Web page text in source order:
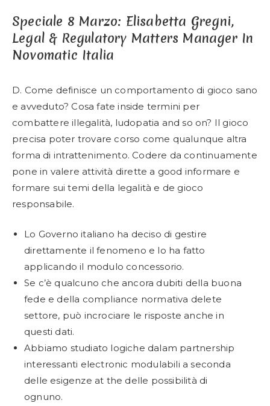
Speciale 8 Marzo: Elisabetta Gregni,
Legal & Regulatory Matters Manager In
Novomatic Italia
D. Come definisce un comportamento di gioco sano
e avveduto? Cosa fate inside termini per
combattere illegalità, ludopatia and so on? Il gioco
precisa poter trovare corso come qualunque altra
forma di intrattenimento. Codere da continuamente
pone in valere attività dirette a good informare e
formare sui temi della legalità e de gioco
responsabile.
Lo Governo italiano ha deciso di gestire
direttamente il fenomeno e lo ha fatto
applicando il modulo concessorio.
Se c’è qualcuno che ancora dubiti della buona
fede e della compliance normativa delete
settore, può incrociare le risposte anche in
questi dati.
Abbiamo studiato logiche dalam partnership
interessanti electronic modulabili a seconda
delle esigenze at the delle possibilità di
ognuno.